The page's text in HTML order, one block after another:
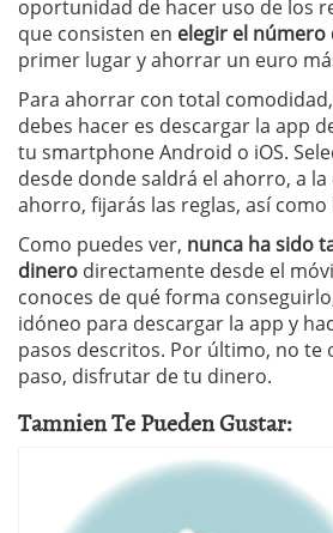
oportunidad de hacer uso de los
que consisten en elegir el número
primer lugar y ahorrar un euro
Para ahorrar con total
debes hacer es descargar la app
tu smartphone Android o iOS.
desde donde saldrá el ahorro, a
ahorro, fijarás las reglas, así
Como puedes ver, nunca ha sido
dinero directamente desde el
conoces de qué forma
idóneo para descargar la app y
pasos descritos. Por último, no te
paso, disfrutar de tu dinero.
Tamnien Te Pueden Gustar: